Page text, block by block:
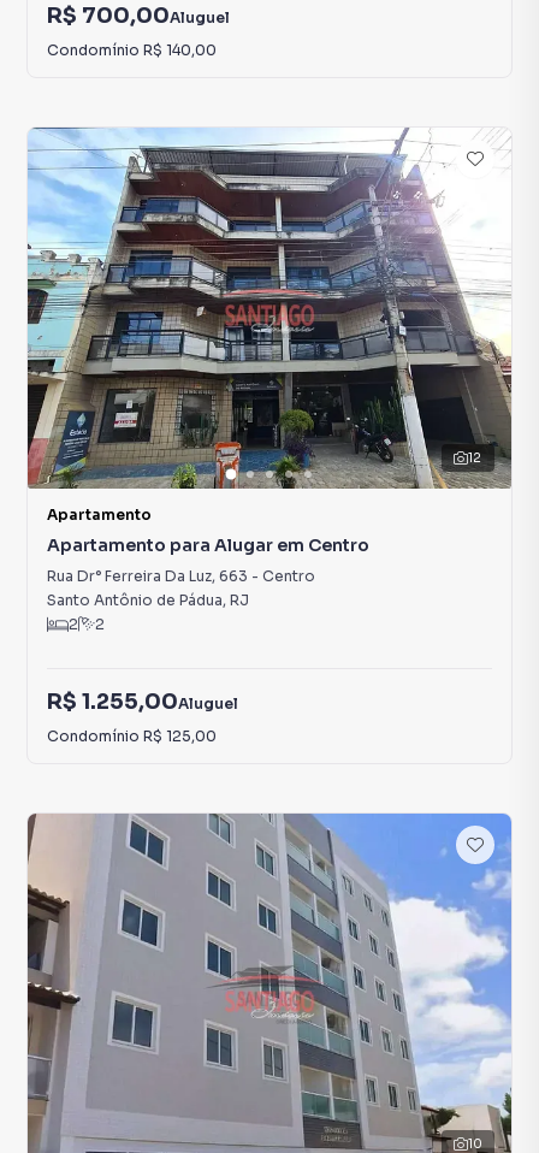
R$ 700,00Aluguel
Condomínio R$ 140,00
12
Apartamento
Apartamento para Alugar em Centro
Rua Dr° Ferreira Da Luz, 663 - Centro
Santo Antônio de Pádua, RJ
2
2
R$ 1.255,00Aluguel
Condomínio R$ 125,00
10